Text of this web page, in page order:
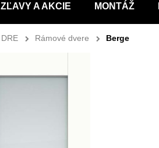
ZĽAVY A AKCIE MONTÁŽ
DRE Rámové dvere Berge